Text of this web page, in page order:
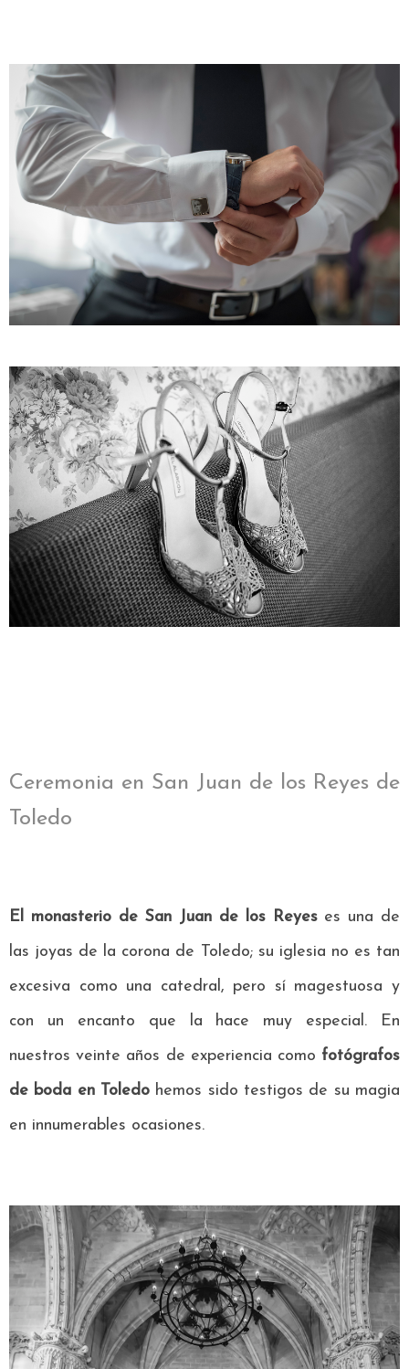
Ceremonia en San Juan de los Reyes de
Toledo
El monasterio de San Juan de los Reyeses una de
las joyas de la corona de Toledo; su iglesia no es tan
excesiva como una catedral, pero sí magestuosa y
con un encanto que la hace muy especial. En
nuestros veinte años de experiencia como fotógrafos
de boda en Toledo hemos sido testigos de su magia
en innumerables ocasiones.